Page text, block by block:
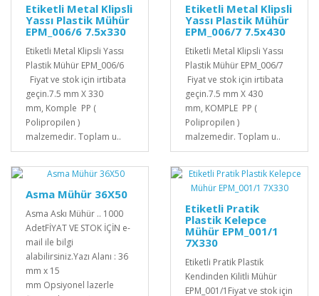
Etiketli Metal Klipsli
Yassı Plastik Mühür
EPM_006/6 7.5x330
Etiketli Metal Klipsli Yassı
Plastik Mühür EPM_006/6
Fiyat ve stok için irtibata
geçin.7.5 mm X 330
mm, Komple PP (
Polipropilen )
malzemedir. Toplam u..
Etiketli Metal Klipsli
Yassı Plastik Mühür
EPM_006/7 7.5x430
Etiketli Metal Klipsli Yassı
Plastik Mühür EPM_006/7
Fiyat ve stok için irtibata
geçin.7.5 mm X 430
mm, KOMPLE PP (
Polipropilen )
malzemedir. Toplam u..
Asma Mühür 36X50
Asma Askı Mühür .. 1000
AdetFİYAT VE STOK İÇİN e-
mail ile bilgi
alabilirsiniz.Yazı Alanı : 36
mm x 15
mm Opsiyonel lazerle
Etiketli Pratik
Plastik Kelepce
Mühür EPM_001/1
7X330
Etiketli Pratik Plastik
Kendinden Kilitli Mühür
EPM_001/1Fiyat ve stok için